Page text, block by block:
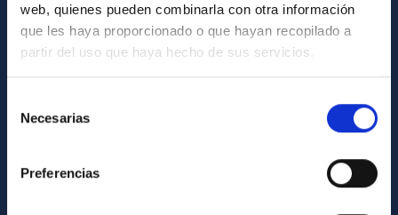
web, quienes pueden combinarla con otra información
que les haya proporcionado o que hayan recopilado a
partir del uso que haya hecho de sus servicios.
Necesarias
Preferencias
Legislación
Transparencia
Código ético y política antifraude
Igualdad y diversidad de género
Medio Ambiente y Sostenibilidad